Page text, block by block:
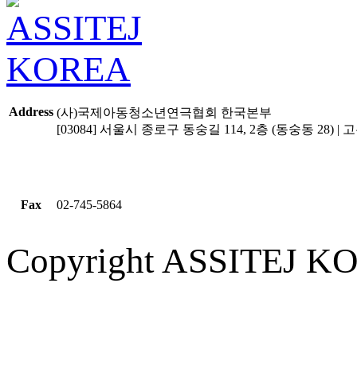
Address (사)국제아동청소년연극협회 한국본부
[03084] 서울시 종로구 동숭길 114, 2층 (동숭동 28) |
Fax 02-745-5864
Copyright ASSITEJ